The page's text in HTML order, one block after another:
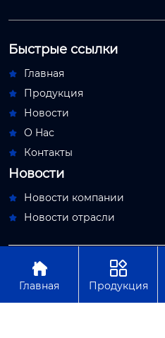
Быстрые ссылки
 Главная
 Продукция
 Новости
 О Hас
 Контакты
Новости
 Новости компании
 Новости отрасли
Авторское право© ООО
приборостроениям

Главная

Продукция